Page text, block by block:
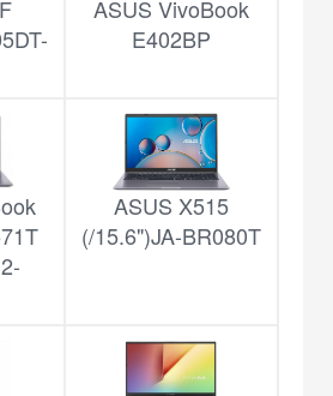
ASUS VivoBook
E402BP
ASUS X515
(/15.6")JA-BR080T